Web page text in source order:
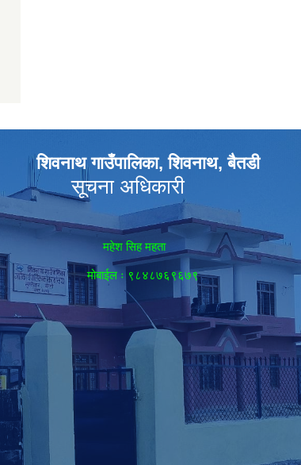
शिवनाथ गाउँपालिका, शिवनाथ, बैतडी
सूचना अधिकारी
महेश सिह महता
मोबाईल ः ९८४८७६९६७९